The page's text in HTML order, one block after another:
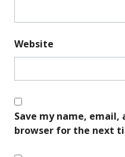
Website
Save my name,
browser for the next